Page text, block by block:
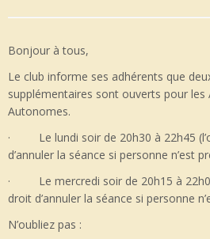
Bonjour à tous,
Le club informe ses adhérents que
supplémentaires sont ouverts pour les
Autonomes.
· Le lundi soir de 20h30 à 22h45
d’annuler la séance si personne n’est
· Le mercredi soir de 20h15 à
droit d’annuler la séance si personne
N’oubliez pas :